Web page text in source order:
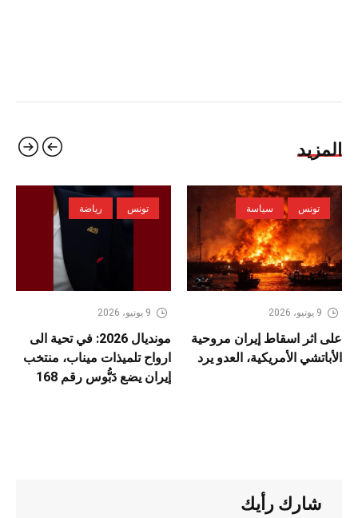
المزيد
تونس سياسة
9 يونيو، 2026
على اثر اسقاط إيران مروحية
الأباتشي الأمريكية، العدو يرد
تونس رياضة
9 يونيو، 2026
مونديال 2026: في تحية الى
ارواح تلميذات ميناب، منتخب
إيران يضع دَبُّوس رقم 168
شارك رأيك